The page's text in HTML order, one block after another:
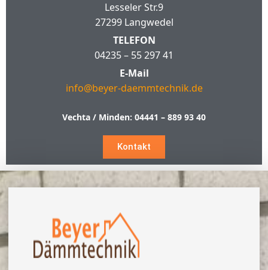
Lesseler Str.9
27299 Langwedel
TELEFON
04235 – 55 297 41
E-Mail
info@beyer-daemmtechnik.de
Vechta / Minden: 04441 – 889 93 40
Kontakt